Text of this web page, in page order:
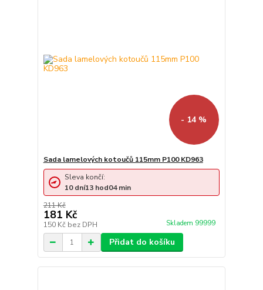
- 14 %
Sada lamelových kotoučů 115mm P100 KD963
211 Kč
181 Kč
150 Kč bez DPH Skladem 99999
Sleva končí:
10 dní13 hod04min
Přidat do košíku